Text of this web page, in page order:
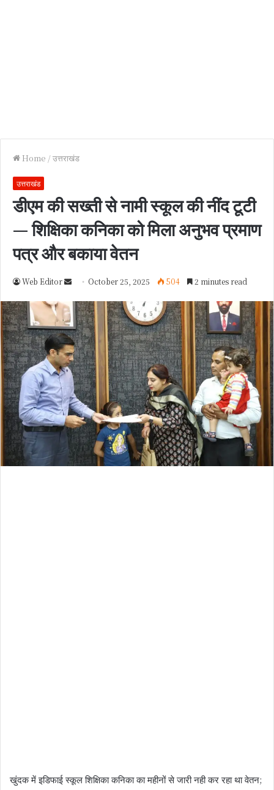
Home /उत्तराखंड
उत्तराखंड
डीएम की सख्ती से नामी स्कूल की नींद टूटी
— शिक्षिका कनिका को मिला अनुभव प्रमाण
पत्र और बकाया वेतन
Web Editor
d
a
n
e
m
a
i
l
October 25, 2025 504 2 minutes read
खुंदक में इडिफाई स्कूल शिक्षिका कनिका का महीनों से जारी नही कर रहा था वेतन;